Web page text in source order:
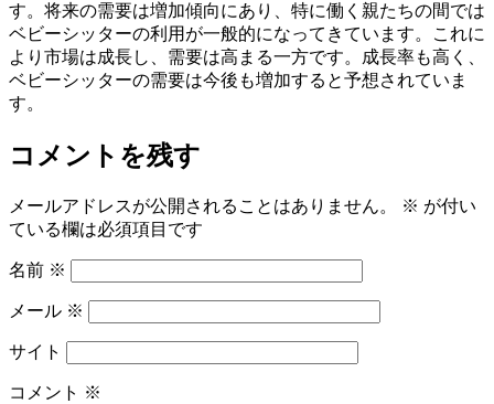
す。将来の需要は増加傾向にあり、特に働く親たちの間では
ベビーシッターの利用が一般的になってきています。これに
より市場は成長し、需要は高まる一方です。成長率も高く、
ベビーシッターの需要は今後も増加すると予想されていま
す。
コメントを残す
メールアドレスが公開されることはありません。 ※ が付い
ている欄は必須項目です
名前 ※
メール ※
サイト
コメント ※